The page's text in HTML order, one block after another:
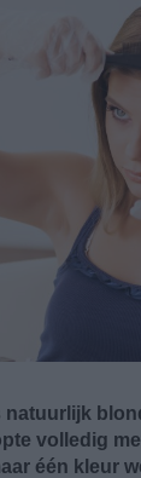
natuurlijk
volledig
één kleur